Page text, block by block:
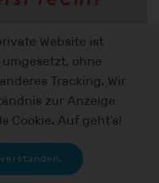
Website ist
ohne
Tracking. Wir
zur Anzeige
Cookie. Auf geht's!